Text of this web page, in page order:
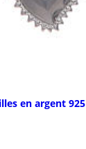
en argent